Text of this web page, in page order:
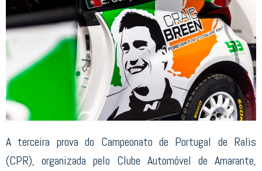
A terceira prova do Campeonato de Portugal de Ralis
(CPR), organizada pelo Clube Automóvel de Amarante,